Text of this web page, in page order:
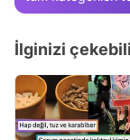
İlginizi